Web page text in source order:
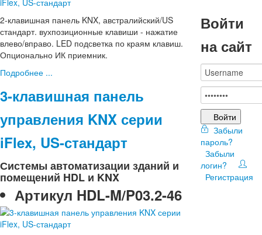
2-клавишная панель KNX, австралийский/US
стандарт. вухпозиционные клавиши - нажатие
влево/вправо. LED подсветка по краям клавиш.
Опционально ИК приемник.
Подробнее ...
3-клавишная панель
управления KNX серии
iFlex, US-стандарт
Системы автоматизации зданий и
помещений HDL и KNX
Артикул HDL-M/P03.2-46
Войти
на сайт
Войти
Забыли
пароль?
Забыли
логин?
Регистрация